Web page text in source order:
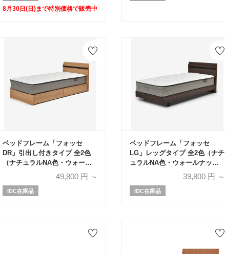
8月30日(日)まで特別価格で販売中
ベッドフレーム「フォッセ
DR」引出し付きタイプ 全2色
（ナチュラルNA色・ウォール
ナットグレーWNG色）全5サイ
49,800 円 ～
IDC在庫品
ベッドフレーム「フォッセ
LG」レッグタイプ 全2色（ナチ
ュラルNA色・ウォールナット
グレーWNG色）全5サイズ
39,800 円 ～
IDC在庫品